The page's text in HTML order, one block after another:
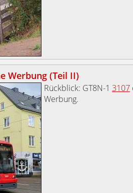
Werbung (Teil II)
Rückblick: GT8N-1 3107
Werbung.